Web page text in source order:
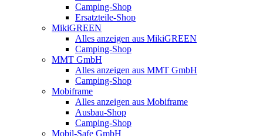
Camping-Shop
Ersatzteile-Shop
MikiGREEN
Alles anzeigen aus MikiGREEN
Camping-Shop
MMT GmbH
Alles anzeigen aus MMT GmbH
Camping-Shop
Mobiframe
Alles anzeigen aus Mobiframe
Ausbau-Shop
Camping-Shop
Mobil-Safe GmbH